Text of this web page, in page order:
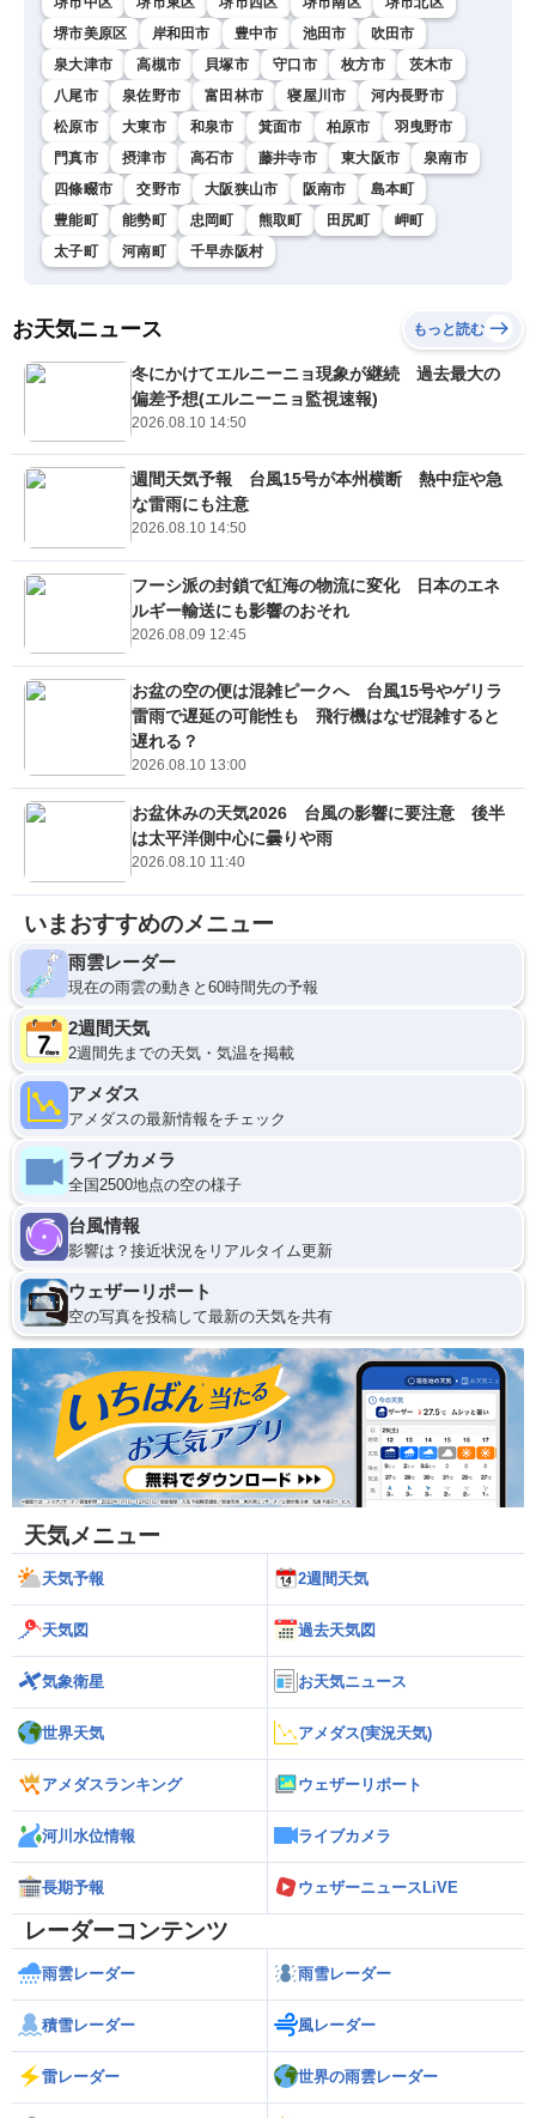
堺市美原区
岸和田市 豊中市 池田市
吹田市
泉大津市
高槻市 貝塚市 守口市 枚方市
茨木市
八尾市
泉佐野市 富田林市 寝屋川市
河内長野市
松原市
大東市 和泉市 箕面市 柏原市
羽曳野市
門真市
摂津市 高石市 藤井寺市 東大阪市
泉南市
四條畷市
交野市 大阪狭山市 阪南市
島本町
豊能町
能勢町 忠岡町 熊取町 田尻町
岬町
太子町
河南町 千早赤阪村
お天気ニュース もっと読む
冬にかけてエルニーニョ現象が継続 過去最大の
偏差予想(エルニーニョ監視速報)
2026.08.10 14:50
週間天気予報 台風15号が本州横断 熱中症や急
な雷雨にも注意
2026.08.10 14:50
フーシ派の封鎖で紅海の物流に変化 日本のエネ
ルギー輸送にも影響のおそれ
2026.08.09 12:45
お盆の空の便は混雑ピークへ 台風15号やゲリラ
雷雨で遅延の可能性も 飛行機はなぜ混雑すると
遅れる？
2026.08.10 13:00
お盆休みの天気2026 台風の影響に要注意 後半
は太平洋側中心に曇りや雨
2026.08.10 11:40
いまおすすめのメニュー
雨雲レーダー
現在の雨雲の動きと60時間先の予報
2週間天気
2週間先までの天気・気温を掲載
アメダス
アメダスの最新情報をチェック
ライブカメラ
全国2500地点の空の様子
台風情報
影響は？接近状況をリアルタイム更新
ウェザーリポート
空の写真を投稿して最新の天気を共有
天気メニュー
天気予報 2週間天気
天気図 過去天気図
気象衛星 お天気ニュース
世界天気 アメダス(実況天気)
アメダスランキング ウェザーリポート
河川水位情報 ライブカメラ
長期予報 ウェザーニュースLiVE
レーダーコンテンツ
雨雲レーダー 雨雪レーダー
積雪レーダー 風レーダー
雷レーダー 世界の雨雲レーダー